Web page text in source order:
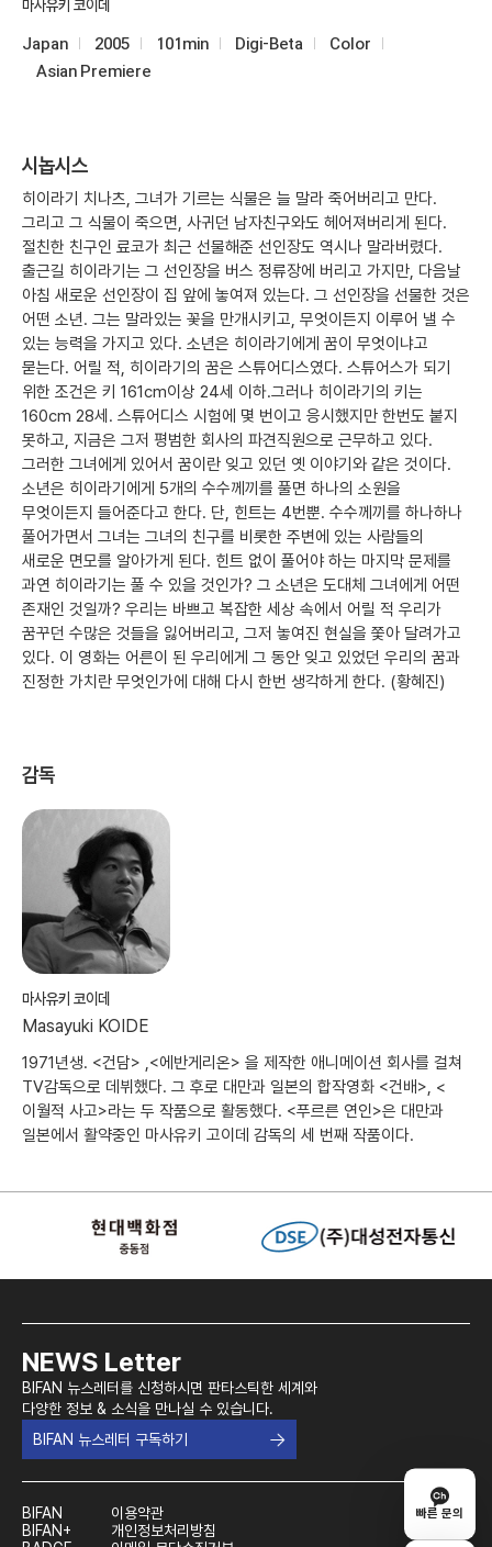
빠른 문의
마사유키 코이데
Japan 2005 101min Digi-Beta
Color
Asian Premiere
시놉시스
히이라기 치나츠, 그녀가 기르는 식물은 늘 말라 죽어버리고 만다.
그리고 그 식물이 죽으면, 사귀던 남자친구와도 헤어져버리게 된다.
절친한 친구인 료코가 최근 선물해준 선인장도 역시나 말라버렸다.
출근길 히이라기는 그 선인장을 버스 정류장에 버리고 가지만, 다음날
아침 새로운 선인장이 집 앞에 놓여져 있는다. 그 선인장을 선물한 것은
어떤 소년. 그는 말라있는 꽃을 만개시키고, 무엇이든지 이루어 낼 수
있는 능력을 가지고 있다. 소년은 히이라기에게 꿈이 무엇이냐고
묻는다. 어릴 적, 히이라기의 꿈은 스튜어디스였다. 스튜어스가 되기
위한 조건은 키 161cm이상 24세 이하.그러나 히이라기의 키는
160cm 28세. 스튜어디스 시험에 몇 번이고 응시했지만 한번도 붙지
못하고, 지금은 그저 평범한 회사의 파견직원으로 근무하고 있다.
그러한 그녀에게 있어서 꿈이란 잊고 있던 옛 이야기와 같은 것이다.
소년은 히이라기에게 5개의 수수께끼를 풀면 하나의 소원을
무엇이든지 들어준다고 한다. 단, 힌트는 4번뿐. 수수께끼를 하나하나
풀어가면서 그녀는 그녀의 친구를 비롯한 주변에 있는 사람들의
새로운 면모를 알아가게 된다. 힌트 없이 풀어야 하는 마지막 문제를
과연 히이라기는 풀 수 있을 것인가? 그 소년은 도대체 그녀에게 어떤
존재인 것일까? 우리는 바쁘고 복잡한 세상 속에서 어릴 적 우리가
꿈꾸던 수많은 것들을 잃어버리고, 그저 놓여진 현실을 쫓아 달려가고
있다. 이 영화는 어른이 된 우리에게 그 동안 잊고 있었던 우리의 꿈과
진정한 가치란 무엇인가에 대해 다시 한번 생각하게 한다. (황혜진)
감독
마사유키 코이데
Masayuki KOIDE
1971년생. <건담> ,<에반게리온> 을 제작한 애니메이션 회사를 걸쳐
TV감독으로 데뷔했다. 그 후로 대만과 일본의 합작영화 <건배>, <
이월적 사고>라는 두 작품으로 활동했다. <푸르른 연인>은 대만과
일본에서 활약중인 마사유키 고이데 감독의 세 번째 작품이다.
NEWS Letter
BIFAN 뉴스레터를 신청하시면 판타스틱한 세계와
다양한 정보 & 소식을 만나실 수 있습니다.
BIFAN 뉴스레터 구독하기
BIFAN
BIFAN+
이용약관
개인정보처리방침